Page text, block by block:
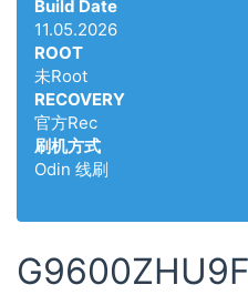
Build Date
11.05.2026
ROOT
未Root
RECOVERY
官方Rec
刷机方式
Odin 线刷